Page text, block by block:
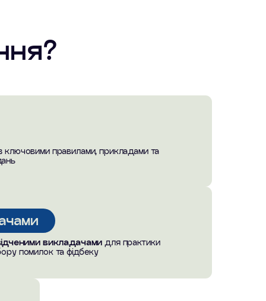
ключовими правилами, прикладами та
викладачами для практики
помилок та фідбеку